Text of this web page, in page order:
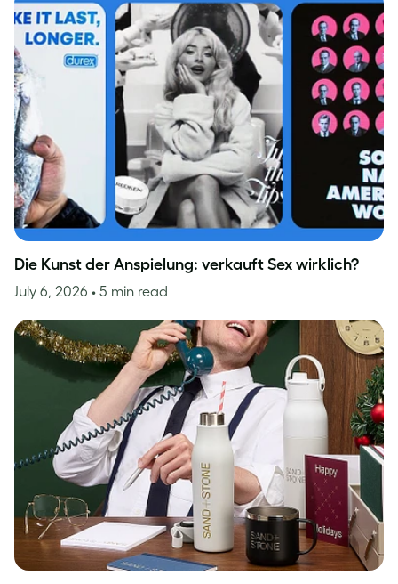
Die Kunst der Anspielung: verkauft Sex wirklich?
July 6, 2026 • 5 min read